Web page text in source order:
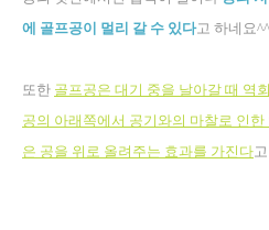
에 골프공이 멀리 갈 수 있다고 하네요^^
또한 골프공은 대기 중을 날아갈 때 역
공의 아래쪽에서 공기와의 마찰로 인
은 공을 위로 올려주는 효과를 가진다